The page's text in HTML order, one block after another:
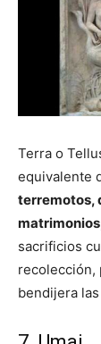
Terra o
equivalente
terremotos,
sacrificios
recolección,
bendijera